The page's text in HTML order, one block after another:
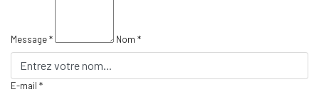
Message * Nom *
E-mail *